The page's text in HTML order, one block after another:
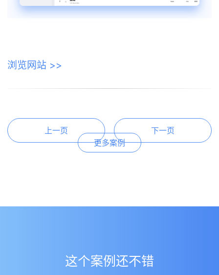
浏览网站 >>
上一页
下一页
更多案例
这个案例还不错